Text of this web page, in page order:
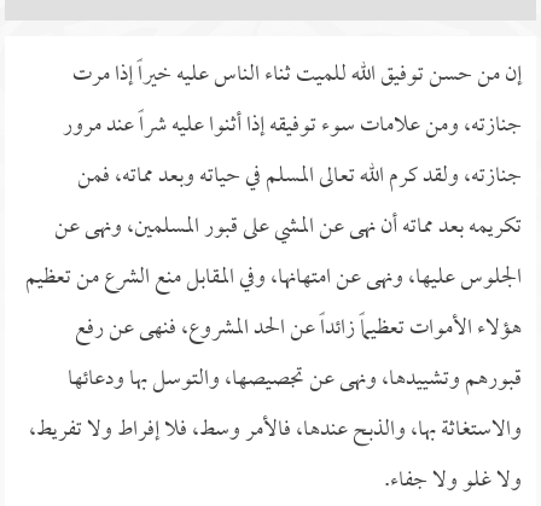
إن من حسن توفيق الله للميت ثناء الناس عليه خيراً إذا مرت
جنازته، ومن علامات سوء توفيقه إذا أثنوا عليه شراً عند مرور
جنازته، ولقد كرم الله تعالى المسلم في حياته وبعد مماته، فمن
تكريمه بعد مماته أن نهى عن المشي على قبور المسلمين، ونهى عن
الجلوس عليها، ونهى عن امتهانها، وفي المقابل منع الشرع من تعظيم
هؤلاء الأموات تعظيماً زائداً عن الحد المشروع، فنهى عن رفع
قبورهم وتشييدها، ونهى عن تجصيصها، والتوسل بها ودعائها
والاستغاثة بها، والذبح عندها، فالأمر وسط، فلا إفراط ولا تفريط،
ولا غلو ولا جفاء.